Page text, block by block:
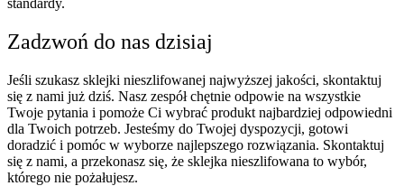
Zadzwoń do nas dzisiaj
Jeśli szukasz sklejki nieszlifowanej najwyższej jakości, skontaktuj
się z nami już dziś. Nasz zespół chętnie odpowie na wszystkie
Twoje pytania i pomoże Ci wybrać produkt najbardziej odpowiedni
dla Twoich potrzeb. Jesteśmy do Twojej dyspozycji, gotowi
doradzić i pomóc w wyborze najlepszego rozwiązania. Skontaktuj
się z nami, a przekonasz się, że sklejka nieszlifowana to wybór,
którego nie pożałujesz.